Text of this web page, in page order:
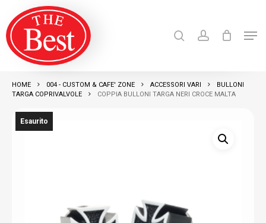
main
content
Products
search
HOME 004 - CUSTOM & CAFE' ZONE ACCESSORI VARI
BULLONI
TARGA COPRIVALVOLE
COPPIA BULLONI TARGA NERI CROCE MALTA
Esaurito
Close